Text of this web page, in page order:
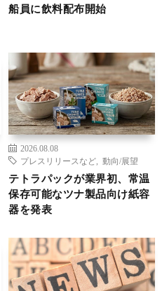
船員に飲料配布開始
2026.08.08
プレスリリースなど
動向/展望
テトラパックが業界初、常温
保存可能なツナ製品向け紙容
器を発表